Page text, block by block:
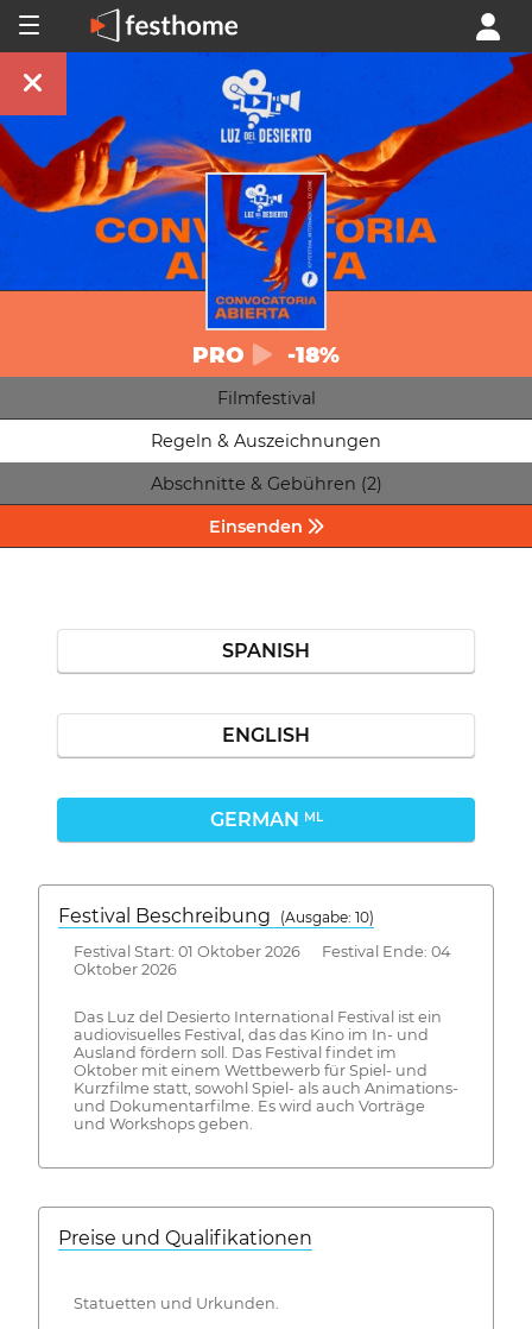
PRO -18%
Filmfestival
Regeln & Auszeichnungen
Abschnitte & Gebühren (2)
Einsenden
SPANISH
ENGLISH
GERMAN ML
Festival Beschreibung
(Ausgabe: 10)
Festival Start: 01 Oktober 2026 Festival Ende: 04
Oktober 2026
Das Luz del Desierto International Festival ist ein
audiovisuelles Festival, das das Kino im In- und
Ausland fördern soll. Das Festival findet im
Oktober mit einem Wettbewerb für Spiel- und
Kurzfilme statt, sowohl Spiel- als auch Animations-
und Dokumentarfilme. Es wird auch Vorträge
und Workshops geben.
Preise und Qualifikationen
Statuetten und Urkunden.